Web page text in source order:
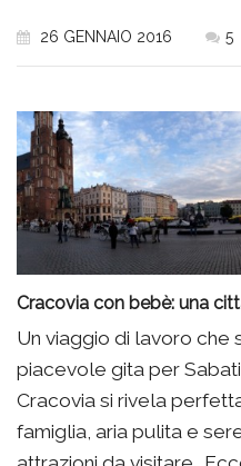
26 GENNAIO 2016 5
Cracovia con bebè: una
Un viaggio di lavoro che
piacevole gita per
Cracovia si rivela
famiglia, aria pulita e